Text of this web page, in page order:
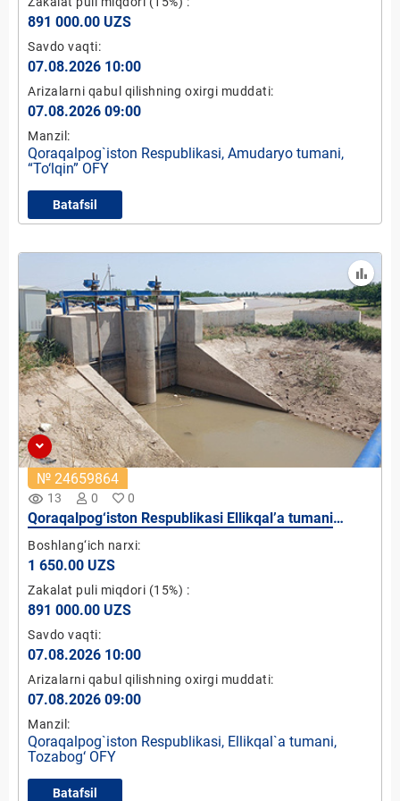
891 000.00 UZS
Savdo vaqti:
07.08.2026 10:00
Arizalarni qabul qilishning oxirgi muddati:
07.08.2026 09:00
Manzil:
Qoraqalpog`iston Respublikasi, Amudaryo tumani,
“To‘lqin” OFY
Batafsil
remove_red_eye 13 0 0
№ 24659864
Qoraqalpog‘iston Respublikasi Ellikqal’a tumani
Tozabog‘ OFY hududidan o`tgan Amirobod kanali
Boshlang‘ich narxi:
1 650.00 UZS
Zakalat puli miqdori (15%) :
891 000.00 UZS
Savdo vaqti:
07.08.2026 10:00
Arizalarni qabul qilishning oxirgi muddati:
07.08.2026 09:00
Manzil:
Qoraqalpog`iston Respublikasi, Ellikqal`a tumani,
Tozabog‘ OFY
Batafsil